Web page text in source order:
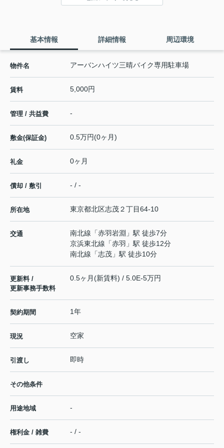
基本情報 詳細情報 周辺環境
物件名 アーバンハイツ三晴バイク専用駐車場
賃料 5,000円
管理 / 共益費 -
敷金(保証金) 0.5万円(0ヶ月)
礼金 0ヶ月
償却 / 敷引 - / -
所在地 東京都北区志茂２丁目64-10
交通 南北線 「赤羽岩淵 」駅 徒歩7分
京浜東北線 「赤羽 」駅 徒歩12分
南北線 「志茂 」駅 徒歩10分
更新料 /
更新事務手数料
0.5ヶ月(新賃料) / 5.0E-5万円
契約期間 1年
現況 空家
引渡し 即時
その他条件
用途地域 -
権利金 / 雑費 - / -